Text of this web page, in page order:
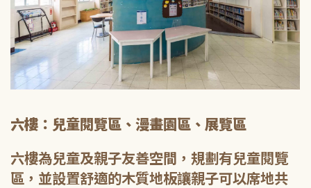
六樓：兒童閱覽區、漫畫園區、展覽區
六樓為兒童及親子友善空間，規劃有兒童閱覽
區，並設置舒適的木質地板讓親子可以席地共